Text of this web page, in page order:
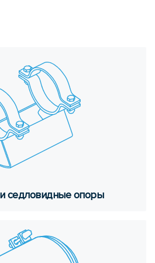
сед­ло­вид­ные опоры